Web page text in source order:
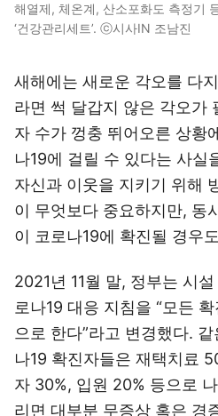
해열제, 체온계, 산소포화도 측정기
‘건강관리세트’. ⓒ시사IN 조남진
새해에는 새로운 각오를 다
라면 썩 달갑지 않은 각오가
자 수가 껑충 뛰어오른 상황
나19에 걸릴 수 있다는 사실
자신과 이웃을 지키기 위해
이 무엇보다 중요하지만, 동
이 코로나19에 확진될 경우
2021년 11월 말, 정부는 시
로나19 대응 지침을 “모든
으로 한다”라고 변경했다.
나19 확진자들은 재택치료
자 30%, 입원 20% 등으로
리면 대부분 무증상 혹은 경